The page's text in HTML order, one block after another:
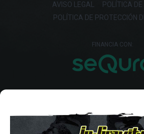
AVISO LEGAL
POLÍTICA DE
POLÍTICA DE PROTECCIÓN
FINANCIA CON: